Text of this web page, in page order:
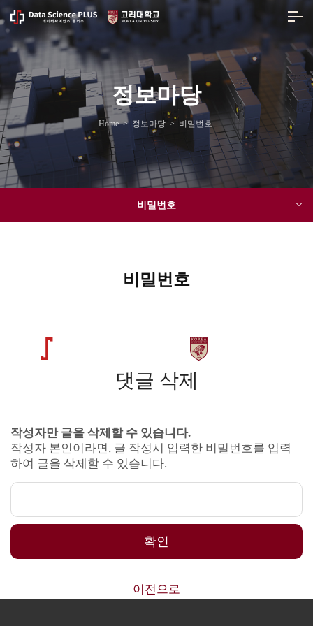
정보마당
Home> 정보마당 > 비밀번호
비밀번호
비밀번호
댓글 삭제
작성자만 글을 삭제할 수 있습니다.
작성자 본인이라면, 글 작성시 입력한 비밀번호를 입력
하여 글을 삭제할 수 있습니다.
확인
이전으로